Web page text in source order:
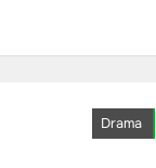
Drama